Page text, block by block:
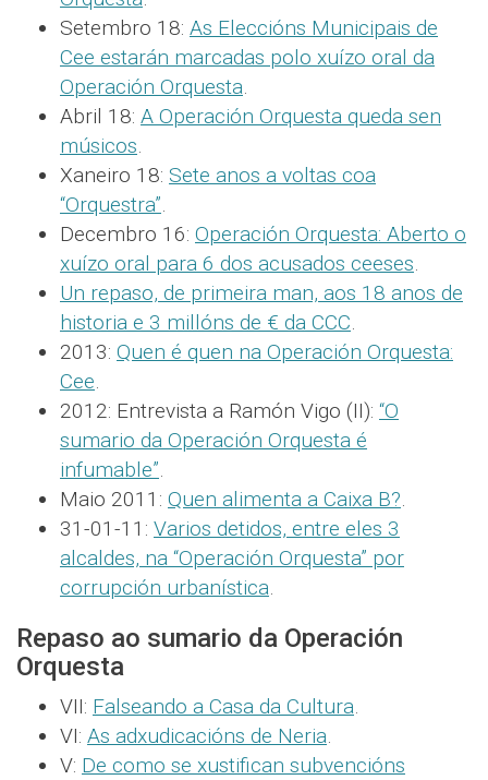
Setembro 18: As Eleccións Municipais de
Cee estarán marcadas polo xuízo oral da
Operación Orquesta.
Abril 18: A Operación Orquesta queda sen
músicos.
Xaneiro 18: Sete anos a voltas coa
“Orquestra”.
Decembro 16: Operación Orquesta: Aberto o
xuízo oral para 6 dos acusados ceeses.
Un repaso, de primeira man, aos 18 anos de
historia e 3 millóns de € da CCC.
2013: Quen é quen na Operación Orquesta:
Cee.
2012: Entrevista a Ramón Vigo (II): “O
sumario da Operación Orquesta é
infumable”.
Maio 2011: Quen alimenta a Caixa B?.
31-01-11: Varios detidos, entre eles 3
alcaldes, na “Operación Orquesta” por
corrupción urbanística.
Repaso ao sumario da Operación
Orquesta
VII: Falseando a Casa da Cultura.
VI: As adxudicacións de Neria.
V: De como se xustifican subvencións